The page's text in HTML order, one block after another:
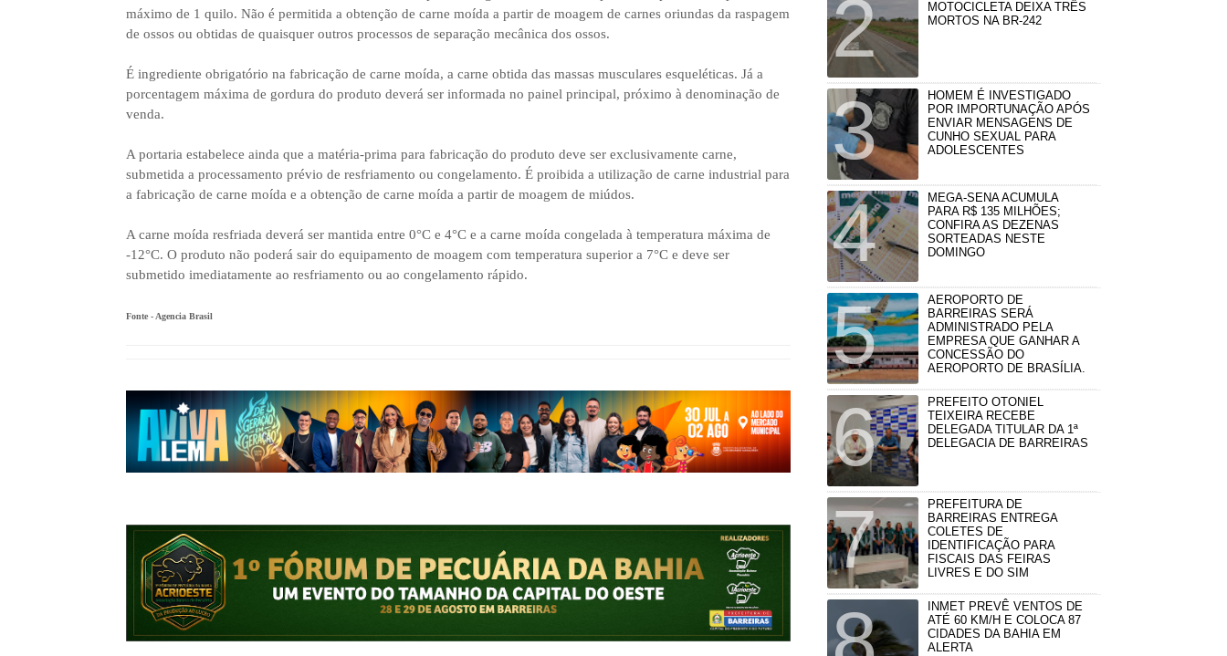
máximo de 1 quilo. Não é permitida a obtenção de carne moída a partir de moagem de carnes oriundas da raspagem
de ossos ou obtidas de quaisquer outros processos de separação mecânica dos ossos.
É ingrediente obrigatório na fabricação de carne moída, a carne obtida das massas musculares esqueléticas. Já a
porcentagem máxima de gordura do produto deverá ser informada no painel principal, próximo à denominação de
venda.
A portaria estabelece ainda que a matéria-prima para fabricação do produto deve ser exclusivamente carne,
submetida a processamento prévio de resfriamento ou congelamento. É proibida a utilização de carne industrial para
a fabricação de carne moída e a obtenção de carne moída a partir de moagem de miúdos.
A carne moída resfriada deverá ser mantida entre 0°C e 4°C e a carne moída congelada à temperatura máxima de
-12°C. O produto não poderá sair do equipamento de moagem com temperatura superior a 7°C e deve ser
submetido imediatamente ao resfriamento ou ao congelamento rápido.
Fonte - Agencia Brasil
MOTOCICLETA DEIXA TRÊS
MORTOS NA BR-242
HOMEM É INVESTIGADO
POR IMPORTUNAÇÃO APÓS
ENVIAR MENSAGENS DE
CUNHO SEXUAL PARA
ADOLESCENTES
MEGA-SENA ACUMULA
PARA R$ 135 MILHÕES;
CONFIRA AS DEZENAS
SORTEADAS NESTE
DOMINGO
AEROPORTO DE
BARREIRAS SERÁ
ADMINISTRADO PELA
EMPRESA QUE GANHAR A
CONCESSÃO DO
AEROPORTO DE BRASÍLIA.
PREFEITO OTONIEL
TEIXEIRA RECEBE
DELEGADA TITULAR DA 1ª
DELEGACIA DE BARREIRAS
PREFEITURA DE
BARREIRAS ENTREGA
COLETES DE
IDENTIFICAÇÃO PARA
FISCAIS DAS FEIRAS
LIVRES E DO SIM
INMET PREVÊ VENTOS DE
ATÉ 60 KM/H E COLOCA 87
CIDADES DA BAHIA EM
ALERTA